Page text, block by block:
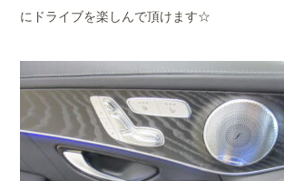
にドライブを楽しんで頂けます☆